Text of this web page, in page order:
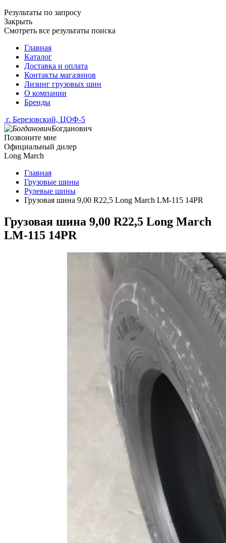
Результаты по запросу
Закрыть
Смотреть все результаты поиска
Главная
Каталог
Доставка и оплата
Контакты магазинов
Лизинг грузовых шин
О компании
Бренды
г. Березовский, ЦОФ-5
Богданович
Позвоните мне
Официальный дилер
Long March
Главная
Грузовые шины
Рулевые шины
Грузовая шина 9,00 R22,5 Long March LM-115 14PR
Грузовая шина 9,00 R22,5 Long March
LM-115 14PR